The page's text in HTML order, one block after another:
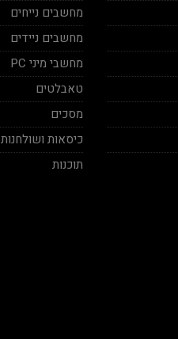
מחשבים נייחים
מחשבים ניידים
מחשבי מיני PC
טאבלטים
מסכים
כיסאות ושולחנות
תוכנות